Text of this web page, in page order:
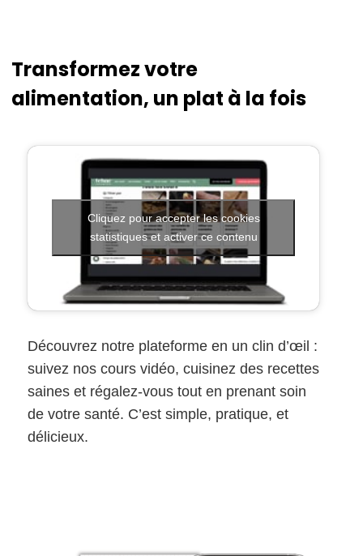
Transformez votre
alimentation, un plat à la fois
Cliquez pour accepter les cookies
statistiques et activer ce contenu
Découvrez notre plateforme en un clin d’œil :
suivez nos cours vidéo, cuisinez des recettes
saines et régalez-vous tout en prenant soin
de votre santé. C’est simple, pratique, et
délicieux.